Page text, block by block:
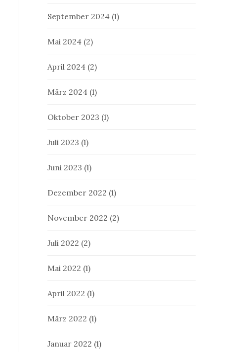
September 2024 (1)
Mai 2024 (2)
April 2024 (2)
März 2024 (1)
Oktober 2023 (1)
Juli 2023 (1)
Juni 2023 (1)
Dezember 2022 (1)
November 2022 (2)
Juli 2022 (2)
Mai 2022 (1)
April 2022 (1)
März 2022 (1)
Januar 2022 (1)